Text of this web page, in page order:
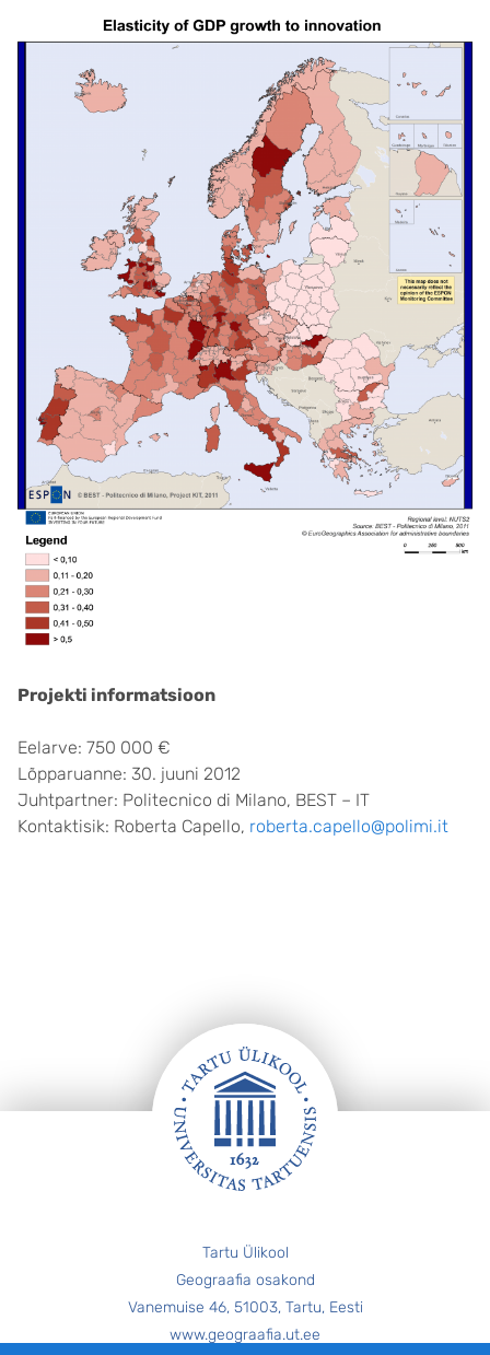
Projekti informatsioon
Eelarve: 750 000 €
Lõpparuanne: 30. juuni 2012
Juhtpartner: Politecnico di Milano, BEST – IT
Kontaktisik: Roberta Capello, roberta.capello@polimi.it
Tartu Ülikool
Geograafia osakond
Vanemuise 46, 51003, Tartu, Eesti
www.geograafia.ut.ee